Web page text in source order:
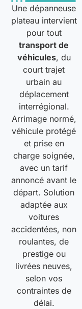
Une dépanneuse
plateau intervient
pour tout
transport de
véhicules, du
court trajet
urbain au
déplacement
interrégional.
Arrimage normé,
véhicule protégé
et prise en
charge soignée,
avec un tarif
annoncé avant le
départ. Solution
adaptée aux
voitures
accidentées, non
roulantes, de
prestige ou
livrées neuves,
selon vos
contraintes de
délai.